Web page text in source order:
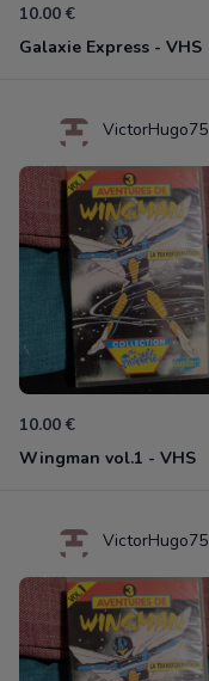
10.00 €
Galaxie Express - VHS
VictorHugo75
10.00 €
Wingman vol.1 - VHS
VictorHugo75